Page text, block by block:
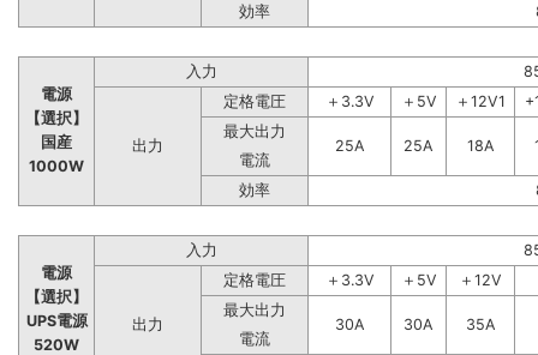
効率
電源
【選択】
国産
1000W
入力
出力
定格電圧 ＋3.3V ＋5V ＋12V1
最大出力
25A
25A 18A
電流
効率
電源
【選択】
UPS電源
520W
入力
出力
定格電圧 ＋3.3V ＋5V
＋12V
最大出力
30A
30A
35A
電流